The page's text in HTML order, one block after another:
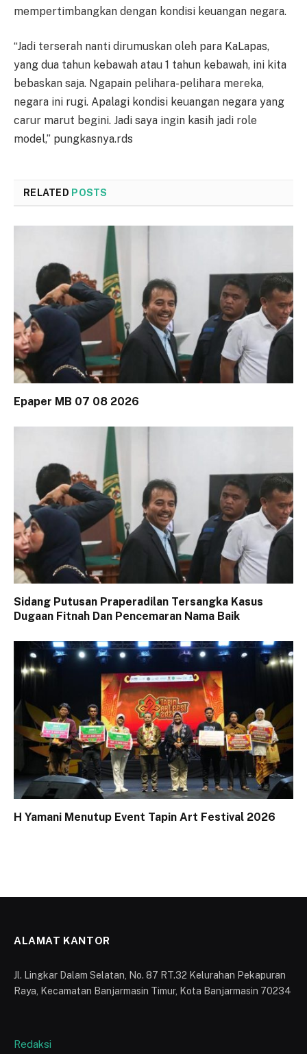
mempertimbangkan dengan kondisi keuangan negara.
“Jadi terserah nanti dirumuskan oleh para KaLapas,
yang dua tahun kebawah atau 1 tahun kebawah, ini kita
bebaskan saja. Ngapain pelihara-pelihara mereka,
negara ini rugi. Apalagi kondisi keuangan negara yang
carur marut begini. Jadi saya ingin kasih jadi role
model,” pungkasnya.rds
RELATED POSTS
Epaper MB 07 08 2026
Sidang Putusan Praperadilan Tersangka Kasus
Dugaan Fitnah Dan Pencemaran Nama Baik
H Yamani Menutup Event Tapin Art Festival 2026
ALAMAT KANTOR
Jl. Lingkar Dalam Selatan, No. 87 RT.32 Kelurahan Pekapuran
Raya, Kecamatan Banjarmasin Timur, Kota Banjarmasin 70234
Redaksi